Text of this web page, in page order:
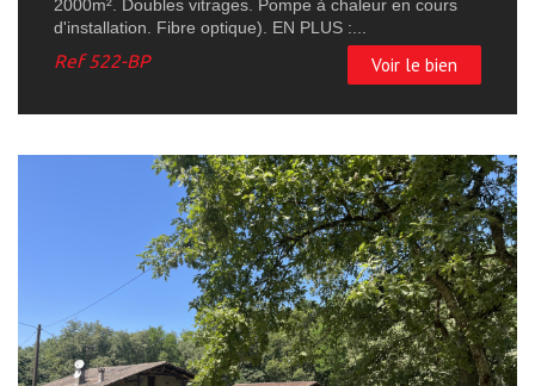
2000m². Doubles vitrages. Pompe à chaleur en cours
d'installation. Fibre optique). EN PLUS :...
Ref522-BP Voir le bien